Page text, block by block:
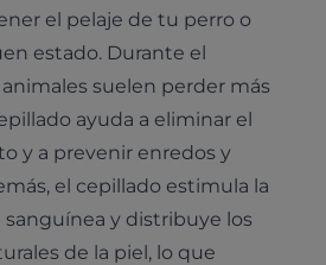
el pelaje de tu perro o
estado. Durante el
animales suelen perder más
ayuda a eliminar el
y a prevenir enredos y
el cepillado estimula la
sanguínea y distribuye los
de la piel, lo que